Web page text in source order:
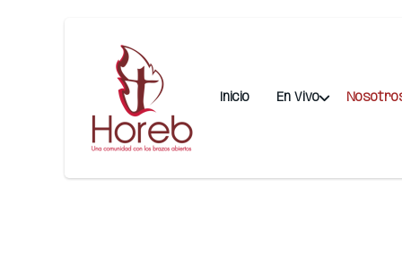
Inicio En Vivo